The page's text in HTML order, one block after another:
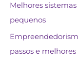
Melhores
pequenos
passos e